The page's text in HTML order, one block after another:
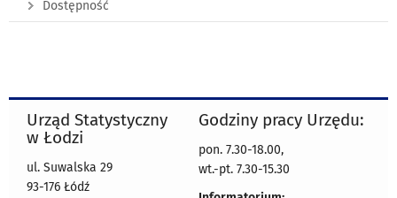
Dostępność
Urząd Statystyczny
w Łodzi
ul. Suwalska 29
93-176 Łódź
Godziny pracy Urzędu:
pon. 7.30-18.00,
wt.-pt. 7.30-15.30